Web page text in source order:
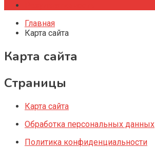
Главная
Карта сайта
Карта сайта
Страницы
Карта сайта
Обработка персональных данных
Политика конфиденциальности